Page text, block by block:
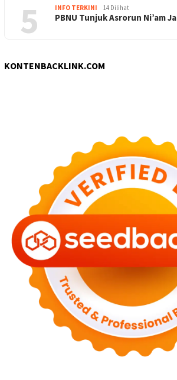
5 INFO TERKINI 14 Dilihat
PBNU Tunjuk Asrorun Ni’am
KONTENBACKLINK.COM